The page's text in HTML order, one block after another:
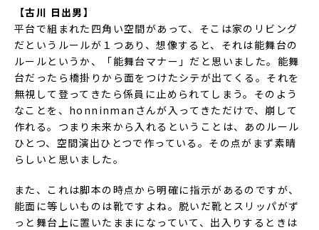
【古川 日出男】
平台で組まれた四角い空間があって、そこは家のリビング
だというルールが１つあり、想像すると、それは能舞台の
ルールというか、「能舞台マナー」だと思いました。能舞
台だったら橋掛りから面をつけたシテが出てくる。それを
無視して登ってきたら係員に止められてしまう。そのよう
なことを、honninmanさんが入ってきただけで、崩して
作れる。つまり未来から入れるということは、あのルール
ひとつ、空間演出ひとつで作っている。その点がまず素晴
らしいと思いました。
また、これは脚本の時点から明確に指示があるのですが、
能面に等しいものは靴ですよね。脱いだ靴とスリッパがず
っと舞台上に置いたままになっていて、出入りするときは